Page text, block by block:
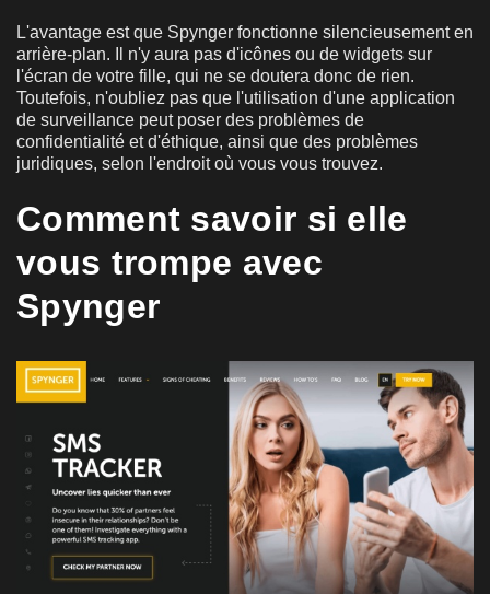
L'avantage est que Spynger fonctionne silencieusement en
arrière-plan. Il n'y aura pas d'icônes ou de widgets sur
l'écran de votre fille, qui ne se doutera donc de rien.
Toutefois, n'oubliez pas que l'utilisation d'une application
de surveillance peut poser des problèmes de
confidentialité et d'éthique, ainsi que des problèmes
juridiques, selon l'endroit où vous vous trouvez.
Comment savoir si elle
vous trompe avec
Spynger